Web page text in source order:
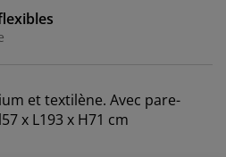
et textilène. Avec pare-
x L193 x H71 cm